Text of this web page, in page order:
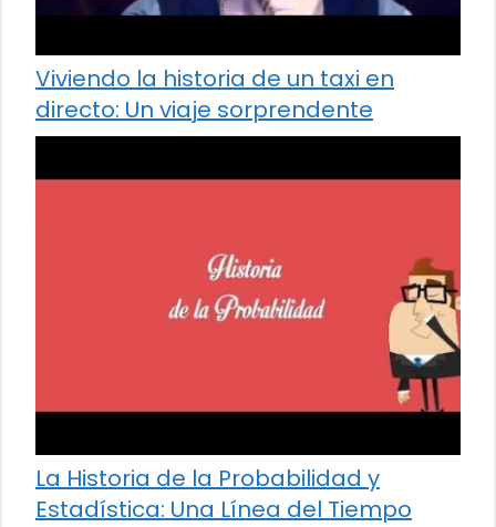
Viviendo la historia de un taxi en
directo: Un viaje sorprendente
La Historia de la Probabilidad y
Estadística: Una Línea del Tiempo